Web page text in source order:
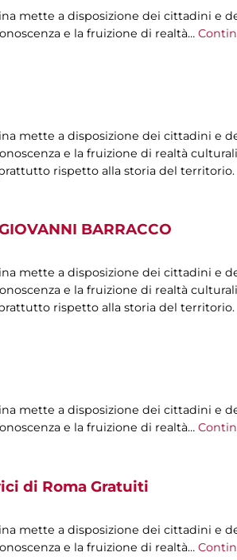
mette a disposizione dei cittadini e
e la fruizione di realtà…
mette a disposizione dei cittadini e
e la fruizione di realtà
rispetto alla storia del territorio.
BARRACCO
mette a disposizione dei cittadini e
e la fruizione di realtà
rispetto alla storia del territorio.
mette a disposizione dei cittadini e
e la fruizione di realtà…
di Roma Gratuiti
mette a disposizione dei cittadini e
e la fruizione di realtà…